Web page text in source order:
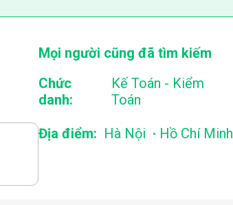
Mọi người cũng đã tìm kiếm
Chức
danh:
Kế Toán - Kiểm
Toán
Địa điểm: Hà Nội . Hồ Chí Minh